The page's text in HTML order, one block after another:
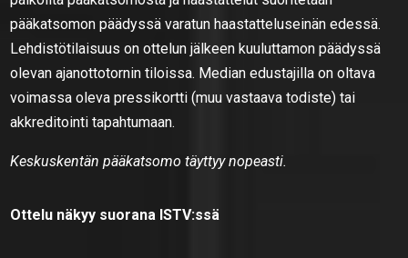
pääkatsomon päädyssä varatun haastatteluseinän edessä.
Lehdistötilaisuus on ottelun jälkeen kuuluttamon päädyssä
olevan ajanottotornin tiloissa. Median edustajilla on oltava
voimassa oleva pressikortti (muu vastaava todiste) tai
akkreditointi tapahtumaan.
Keskuskentän pääkatsomo täyttyy nopeasti.
Ottelu näkyy suorana ISTV:ssä